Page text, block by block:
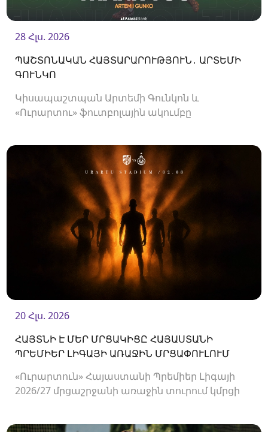
28 Հլս. 2026
ՊԱՇՏՈՆԱԿԱՆ ՀԱՅՏԱՐԱՐՈՒԹՅՈՒՆ․ ԱՐՏԵՄԻ
ԳՈՒՆԿՈ
Կիսապաշտպան Արտեմի Գունկոն և
«Ուրարտու» ֆուտբոլային ակումբը
20 Հլս. 2026
ՀԱՅՏՆԻ Է ՄԵՐ ՄՐՑԱԿԻՑԸ ՀԱՅԱՍՏԱՆԻ
ՊՐԵՄԻԵՐ ԼԻԳԱՅԻ ԱՌԱՋԻՆ ՄՐՑԱՓՈՒԼՈՒՄ
«Ուրարտուն» Հայաստանի Պրեմիեր Լիգայի
2026/27 մրցաշրջանի առաջին տուրում կմրցի